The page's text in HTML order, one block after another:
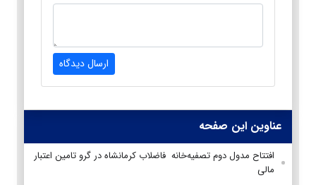
ارسال دیدگاه
عناوین این صفحه
افتتاح مدول دوم تصفیه‌خانه فاضلاب کرمانشاه در گرو تامین اعتبار
مالی